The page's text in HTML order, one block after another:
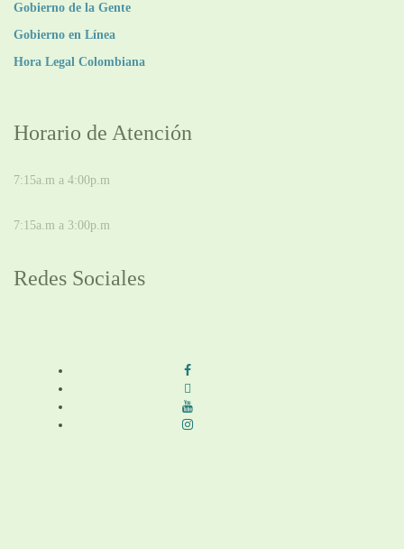
Gobierno de la Gente
Gobierno en Línea
Hora Legal Colombiana
Horario de Atención
7:15a.m a 4:00p.m
7:15a.m a 3:00p.m
Redes Sociales